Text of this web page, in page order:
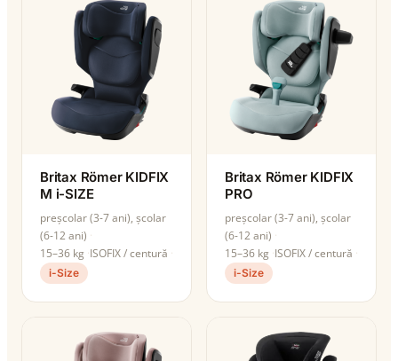
Britax Römer KIDFIX
M i-SIZE
preșcolar (3-7 ani), școlar
(6-12 ani)
15–36 kg ISOFIX / centură
i-Size
Britax Römer KIDFIX
PRO
preșcolar (3-7 ani), școlar
(6-12 ani)
15–36 kg ISOFIX / centură
i-Size